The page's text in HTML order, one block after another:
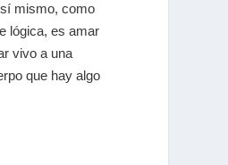
mismo, como
lógica, es amar
vivo a una
que hay algo